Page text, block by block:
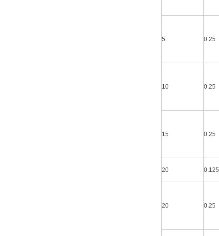
5 0.25
10 0.25
15 0.25
20 0.125
20 0.25